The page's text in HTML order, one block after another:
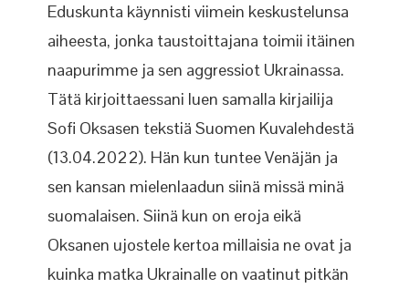
Eduskunta käynnisti viimein keskustelunsa
aiheesta, jonka taustoittajana toimii itäinen
naapurimme ja sen aggressiot Ukrainassa.
Tätä kirjoittaessani luen samalla kirjailija
Sofi Oksasen tekstiä Suomen Kuvalehdestä
(13.04.2022). Hän kun tuntee Venäjän ja
sen kansan mielenlaadun siinä missä minä
suomalaisen. Siinä kun on eroja eikä
Oksanen ujostele kertoa millaisia ne ovat ja
kuinka matka Ukrainalle on vaatinut pitkän